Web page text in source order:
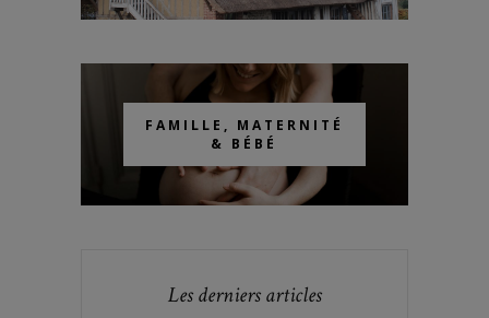
FAMILLE, MATERNITÉ
& BÉBÉ
Les derniers articles